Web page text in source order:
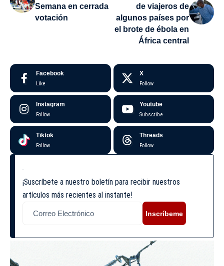
Semana en cerrada
votación
de viajeros de
algunos países por
el brote de ébola en
África central
Facebook
Like
X
Follow
Instagram
Follow
Youtube
Subscribe
Tiktok
Follow
Threads
Follow
¡Suscríbete a nuestro boletín para recibir nuestros
artículos más recientes al instante!
Inscríbeme